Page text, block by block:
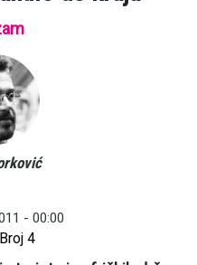
- 00:00
Broj 4